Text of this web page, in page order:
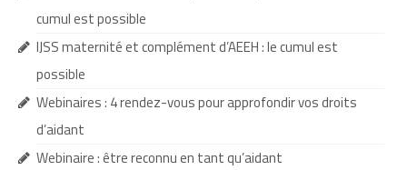
Demande d’orientation
Autres aides financières
Aides municipales
cumul est possible
IJSS maternité et complément d’AEEH : le cumul est
possible
Webinaires : 4 rendez-vous pour approfondir vos droits
d’aidant
Webinaire : être reconnu en tant qu’aidant